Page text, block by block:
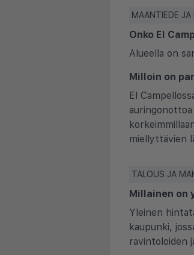
MAANTIEDE JA
Onko El
Alueella on
Milloin on
El
miellyttävien
TALOUS JA
Millainen on
Yleinen
kaupunki,
ravintoloiden